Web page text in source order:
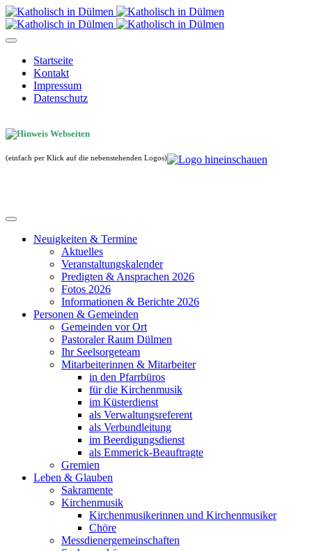
Startseite
Kontakt
Impressum
Datenschutz
(einfach per Klick auf die nebenstehenden Logos)
Neuigkeiten & Termine
Aktuelles
Veranstaltungskalender
Predigten & Ansprachen 2026
Fotos 2026
Informationen & Berichte 2026
Personen & Gemeinden
Gemeinden vor Ort
Pastoraler Raum Dülmen
Ihr Seelsorgeteam
Mitarbeiterinnen & Mitarbeiter
in den Pfarrbüros
für die Kirchenmusik
im Küsterdienst
als Verwaltungsreferent
als Verbundleitung
im Beerdigungsdienst
als Emmerick-Beauftragte
Gremien
Leben & Glauben
Sakramente
Kirchenmusik
Kirchenmusikerinnen und Kirchenmusiker
Chöre
Messdienergemeinschaften